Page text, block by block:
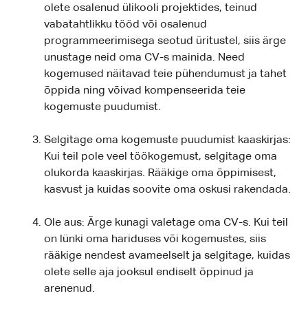
olete osalenud ülikooli projektides, teinud
vabatahtlikku tööd või osalenud
programmeerimisega seotud üritustel, siis ärge
unustage neid oma CV-s mainida. Need
kogemused näitavad teie pühendumust ja tahet
õppida ning võivad kompenseerida teie
kogemuste puudumist.
Selgitage oma kogemuste puudumist kaaskirjas:
Kui teil pole veel töökogemust, selgitage oma
olukorda kaaskirjas. Rääkige oma õppimisest,
kasvust ja kuidas soovite oma oskusi rakendada.
Ole aus: Ärge kunagi valetage oma CV-s. Kui teil
on lünki oma hariduses või kogemustes, siis
rääkige nendest avameelselt ja selgitage, kuidas
olete selle aja jooksul endiselt õppinud ja
arenenud.